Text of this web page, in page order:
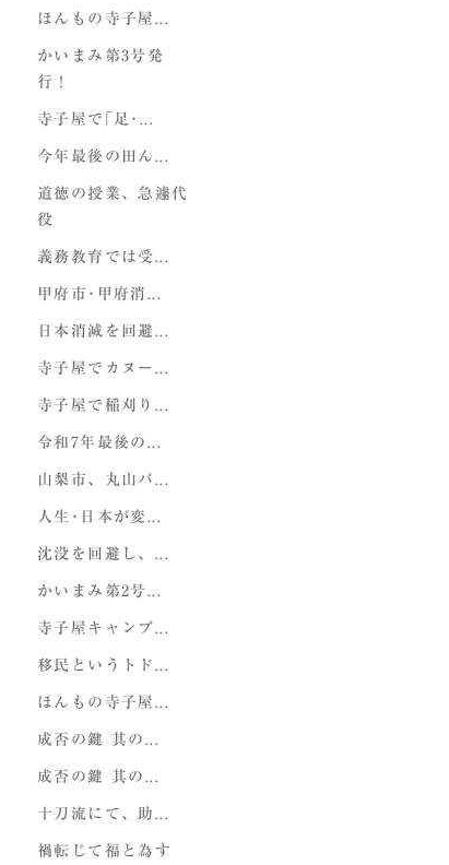
ほんもの寺子屋...
かいまみ第3号発
行！
寺子屋で｢足･...
今年最後の田ん...
道徳の授業、急遽代
役
義務教育では受...
甲府市･甲府消...
日本消滅を回避...
寺子屋でカヌー...
寺子屋で稲刈り...
令和7年最後の...
山梨市、丸山パ...
人生･日本が変...
沈没を回避し、...
かいまみ第2号...
寺子屋キャンプ...
移民というトド...
ほんもの寺子屋...
成否の鍵 其の...
成否の鍵 其の...
十刀流にて、助...
禍転じて福と為す